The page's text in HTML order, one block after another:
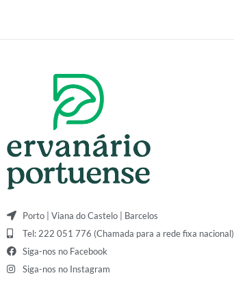
Porto | Viana do Castelo | Barcelos
Tel: 222 051 776 (Chamada para a rede fixa nacional)
Siga-nos no Facebook
Siga-nos no Instagram